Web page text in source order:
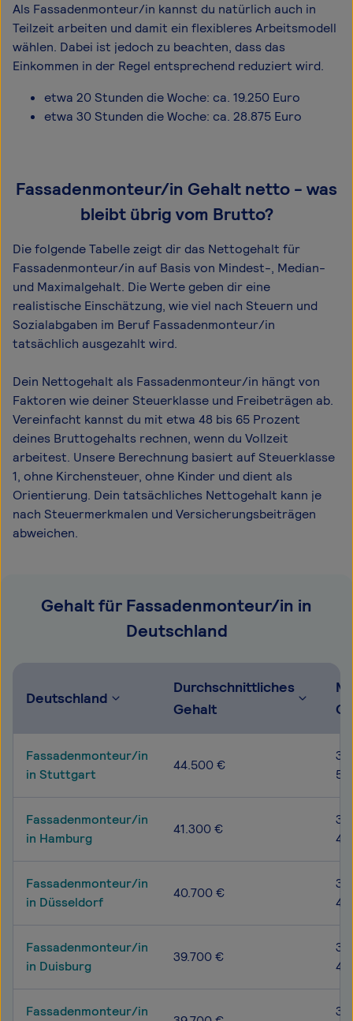
Als Fassadenmonteur/in kannst du natürlich auch in
Teilzeit arbeiten und damit ein flexibleres Arbeitsmodell
wählen. Dabei ist jedoch zu beachten, dass das
Einkommen in der Regel entsprechend reduziert wird.
etwa 20 Stunden die Woche: ca. 19.250 Euro
etwa 30 Stunden die Woche: ca. 28.875 Euro
Fassadenmonteur/in Gehalt netto - was
bleibt übrig vom Brutto?
Die folgende Tabelle zeigt dir das Netto­gehalt für
Fassadenmonteur/in auf Basis von Mindest-, Median-
und Maximal­gehalt. Die Werte geben dir eine
realistische Einschätzung, wie viel nach Steuern und
Sozialabgaben im Beruf Fassadenmonteur/in
tatsächlich ausgezahlt wird.
Dein Nettogehalt als Fassadenmonteur/in hängt von
Faktoren wie deiner Steuerklasse und Freibeträgen ab.
Vereinfacht kannst du mit etwa 48 bis 65 Prozent
deines Bruttogehalts rechnen, wenn du Vollzeit
arbeitest. Unsere Berechnung basiert auf Steuerklasse
1, ohne Kirchensteuer, ohne Kinder und dient als
Orientierung. Dein tatsächliches Nettogehalt kann je
nach Steuermerkmalen und Versicherungsbeiträgen
abweichen.
Gehalt für Fassadenmonteur/in in
Deutschland
Deutschland
Durchschnittliches
Gehalt
Fassadenmonteur/in
in Stuttgart
44.500 €
Fassadenmonteur/in
in Hamburg
41.300 €
Fassadenmonteur/in
in Düsseldorf
40.700 €
Fassadenmonteur/in
in Duisburg
39.700 €
Fassadenmonteur/in